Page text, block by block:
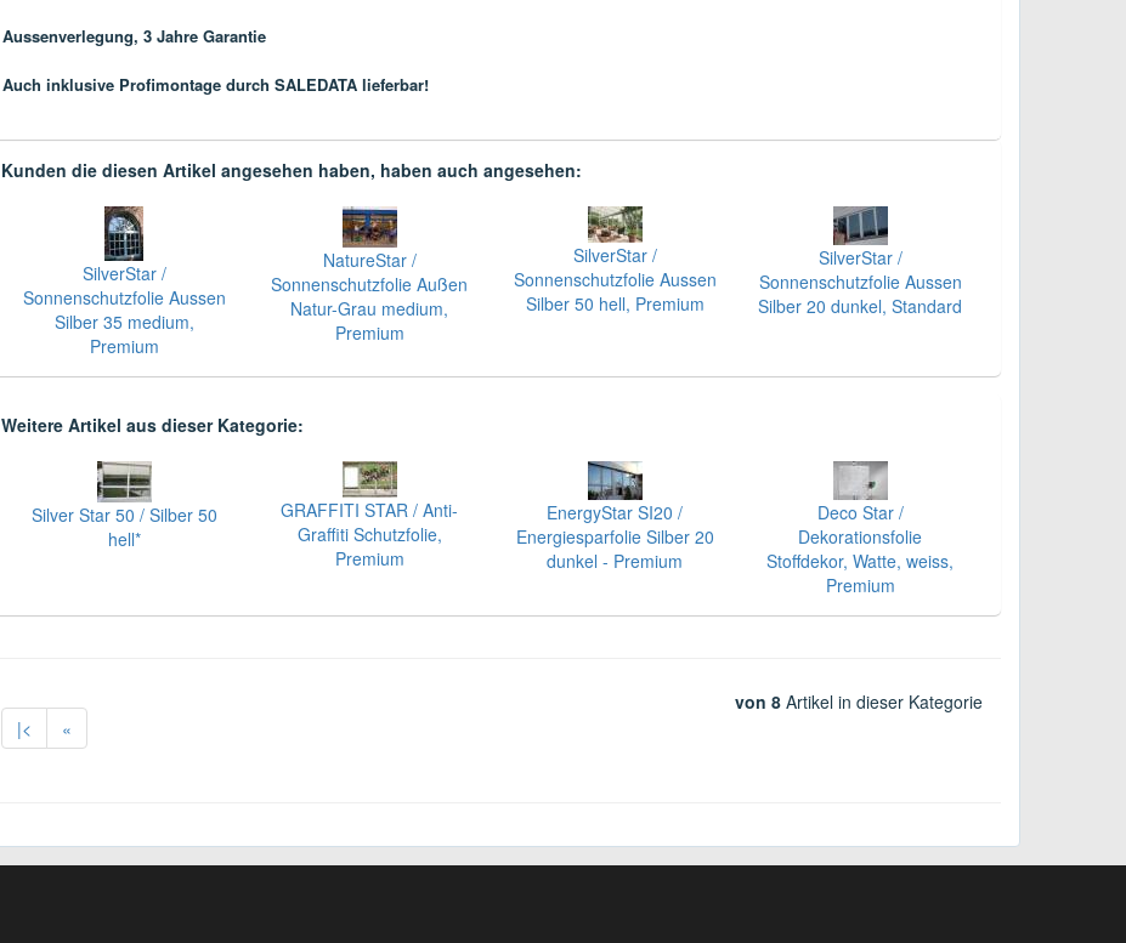
Aussenverlegung, 3 Jahre Garantie
Auch inklusive Profimontage durch SALEDATA lieferbar!
Kunden die diesen Artikel angesehen haben, haben auch angesehen:
SilverStar /
Sonnenschutzfolie Aussen
Silber 35 medium,
Premium
NatureStar /
Sonnenschutzfolie Außen
Natur-Grau medium,
Premium
SilverStar /
Sonnenschutzfolie Aussen
Silber 50 hell, Premium
SilverStar /
Sonnenschutzfolie Aussen
Silber 20 dunkel, Standard
Weitere Artikel aus dieser Kategorie:
Silver Star 50 / Silber 50
hell*
GRAFFITI STAR / Anti-
Graffiti Schutzfolie,
Premium
EnergyStar SI20 /
Energiesparfolie Silber 20
dunkel - Premium
Deco Star /
Dekorationsfolie
Stoffdekor, Watte, weiss,
Premium
|< «
von 8 Artikel in dieser Kategorie